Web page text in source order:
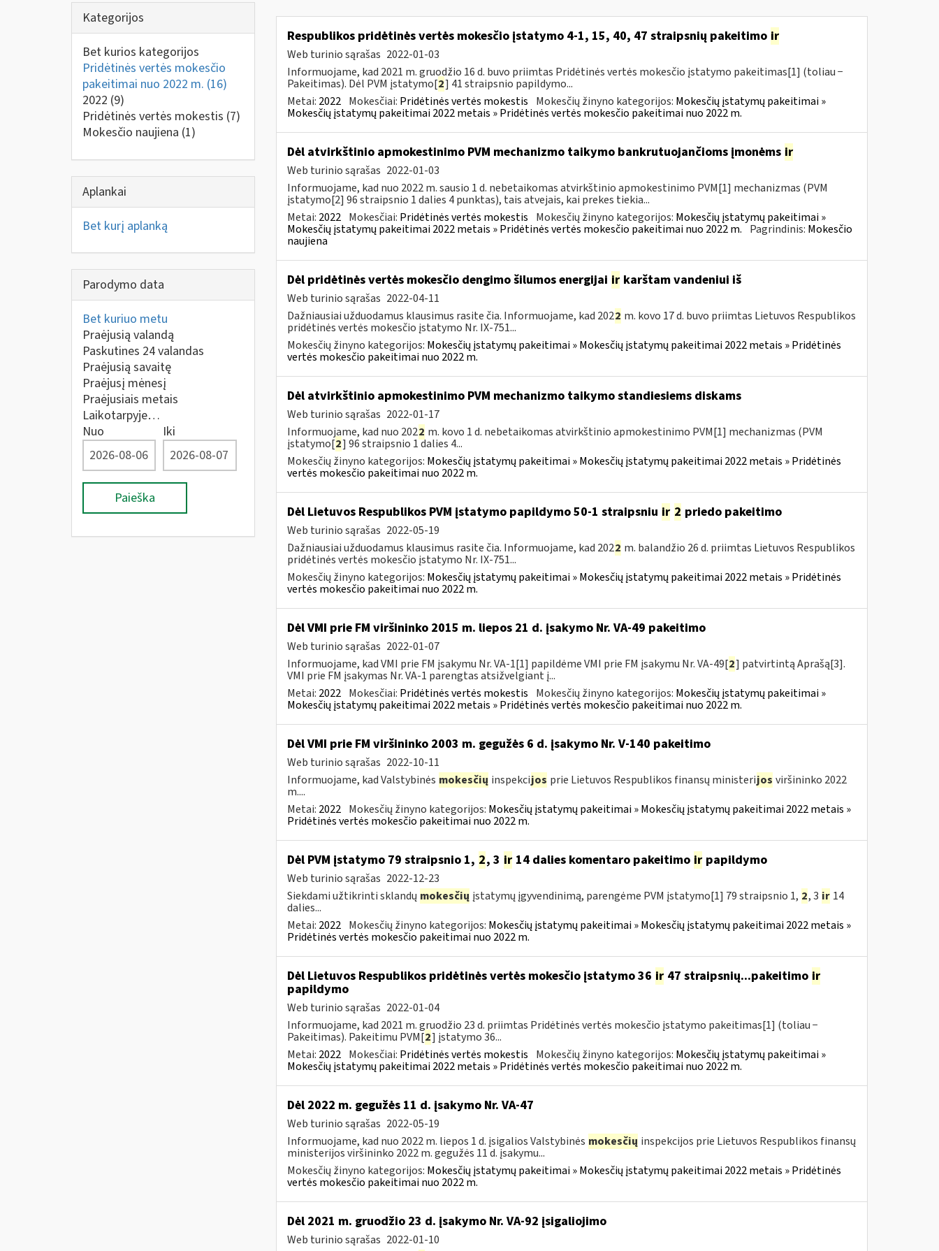
Kategorijos
Bet kurios kategorijos
Pridėtinės vertės mokesčio
pakeitimai nuo 2022 m. (16)
2022 (9)
Pridėtinės vertės mokestis (7)
Mokesčio naujiena (1)
Aplankai
Bet kurį aplanką
Parodymo data
Bet kuriuo metu
Praėjusią valandą
Paskutines 24 valandas
Praėjusią savaitę
Praėjusį mėnesį
Praėjusiais metais
Laikotarpyje…
Nuo
Iki
Paieška
Respublikos pridėtinės vertės mokesčio įstatymo 4-1, 15, 40, 47 straipsnių pakeitimo ir
Web turinio sąrašas 2022-01-03
Informuojame, kad 2021 m. gruodžio 16 d. buvo priimtas Pridėtinės vertės mokesčio įstatymo pakeitimas[1] (toliau −
Pakeitimas). Dėl PVM įstatymo[2] 41 straipsnio papildymo...
Metai: 2022 Mokesčiai: Pridėtinės vertės mokestis Mokesčių žinyno kategorijos: Mokesčių įstatymų pakeitimai »
Mokesčių įstatymų pakeitimai 2022 metais » Pridėtinės vertės mokesčio pakeitimai nuo 2022 m.
Dėl atvirkštinio apmokestinimo PVM mechanizmo taikymo bankrutuojančioms įmonėms ir
Web turinio sąrašas 2022-01-03
Informuojame, kad nuo 2022 m. sausio 1 d. nebetaikomas atvirkštinio apmokestinimo PVM[1] mechanizmas (PVM
įstatymo[2] 96 straipsnio 1 dalies 4 punktas), tais atvejais, kai prekes tiekia...
Metai: 2022 Mokesčiai: Pridėtinės vertės mokestis Mokesčių žinyno kategorijos: Mokesčių įstatymų pakeitimai »
Mokesčių įstatymų pakeitimai 2022 metais » Pridėtinės vertės mokesčio pakeitimai nuo 2022 m. Pagrindinis: Mokesčio
naujiena
Dėl pridėtinės vertės mokesčio dengimo šilumos energijai irkarštam vandeniui iš
Web turinio sąrašas 2022-04-11
Dažniausiai užduodamus klausimus rasite čia. Informuojame, kad 2022 m. kovo 17 d. buvo priimtas Lietuvos Respublikos
pridėtinės vertės mokesčio įstatymo Nr. IX-751...
Mokesčių žinyno kategorijos: Mokesčių įstatymų pakeitimai » Mokesčių įstatymų pakeitimai 2022 metais » Pridėtinės
vertės mokesčio pakeitimai nuo 2022 m.
Dėl atvirkštinio apmokestinimo PVM mechanizmo taikymo standiesiems diskams
Web turinio sąrašas 2022-01-17
Informuojame, kad nuo 2022 m. kovo 1 d. nebetaikomas atvirkštinio apmokestinimo PVM[1] mechanizmas (PVM
įstatymo[2] 96 straipsnio 1 dalies 4...
Mokesčių žinyno kategorijos: Mokesčių įstatymų pakeitimai » Mokesčių įstatymų pakeitimai 2022 metais » Pridėtinės
vertės mokesčio pakeitimai nuo 2022 m.
Dėl Lietuvos Respublikos PVM įstatymo papildymo 50-1 straipsniu ir 2 priedo pakeitimo
Web turinio sąrašas 2022-05-19
Dažniausiai užduodamus klausimus rasite čia. Informuojame, kad 2022 m. balandžio 26 d. priimtas Lietuvos Respublikos
pridėtinės vertės mokesčio įstatymo Nr. IX-751...
Mokesčių žinyno kategorijos: Mokesčių įstatymų pakeitimai » Mokesčių įstatymų pakeitimai 2022 metais » Pridėtinės
vertės mokesčio pakeitimai nuo 2022 m.
Dėl VMI prie FM viršininko 2015 m. liepos 21 d. įsakymo Nr. VA-49 pakeitimo
Web turinio sąrašas 2022-01-07
Informuojame, kad VMI prie FM įsakymu Nr. VA-1[1] papildėme VMI prie FM įsakymu Nr. VA-49[2] patvirtintą Aprašą[3].
VMI prie FM įsakymas Nr. VA-1 parengtas atsižvelgiant į...
Metai: 2022 Mokesčiai: Pridėtinės vertės mokestis Mokesčių žinyno kategorijos: Mokesčių įstatymų pakeitimai »
Mokesčių įstatymų pakeitimai 2022 metais » Pridėtinės vertės mokesčio pakeitimai nuo 2022 m.
Dėl VMI prie FM viršininko 2003 m. gegužės 6 d. įsakymo Nr. V-140 pakeitimo
Web turinio sąrašas 2022-10-11
Informuojame, kad Valstybinės mokesčių inspekcijos prie Lietuvos Respublikos finansų ministerijos viršininko 2022
m....
Metai: 2022 Mokesčių žinyno kategorijos: Mokesčių įstatymų pakeitimai » Mokesčių įstatymų pakeitimai 2022 metais »
Pridėtinės vertės mokesčio pakeitimai nuo 2022 m.
Dėl PVM įstatymo 79 straipsnio 1, 2, 3 ir14 dalies komentaro pakeitimo irpapildymo
Web turinio sąrašas 2022-12-23
Siekdami užtikrinti sklandų mokesčių įstatymų įgyvendinimą, parengėme PVM įstatymo[1] 79 straipsnio 1, 2, 3 ir 14
dalies...
Metai: 2022 Mokesčių žinyno kategorijos: Mokesčių įstatymų pakeitimai » Mokesčių įstatymų pakeitimai 2022 metais »
Pridėtinės vertės mokesčio pakeitimai nuo 2022 m.
Dėl Lietuvos Respublikos pridėtinės vertės mokesčio įstatymo 36 ir47 straipsnių...pakeitimo ir
papildymo
Web turinio sąrašas 2022-01-04
Informuojame, kad 2021 m. gruodžio 23 d. priimtas Pridėtinės vertės mokesčio įstatymo pakeitimas[1] (toliau −
Pakeitimas). Pakeitimu PVM[2] įstatymo 36...
Metai: 2022 Mokesčiai: Pridėtinės vertės mokestis Mokesčių žinyno kategorijos: Mokesčių įstatymų pakeitimai »
Mokesčių įstatymų pakeitimai 2022 metais » Pridėtinės vertės mokesčio pakeitimai nuo 2022 m.
Dėl 2022 m. gegužės 11 d. įsakymo Nr. VA-47
Web turinio sąrašas 2022-05-19
Informuojame, kad nuo 2022 m. liepos 1 d. įsigalios Valstybinės mokesčių inspekcijos prie Lietuvos Respublikos finansų
ministerijos viršininko 2022 m. gegužės 11 d. įsakymu...
Mokesčių žinyno kategorijos: Mokesčių įstatymų pakeitimai » Mokesčių įstatymų pakeitimai 2022 metais » Pridėtinės
vertės mokesčio pakeitimai nuo 2022 m.
Dėl 2021 m. gruodžio 23 d. įsakymo Nr. VA-92 įsigaliojimo
Web turinio sąrašas 2022-01-10